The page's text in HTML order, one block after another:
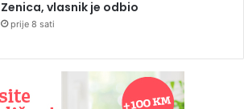
Zenica, vlasnik je odbio
prije 8 sati